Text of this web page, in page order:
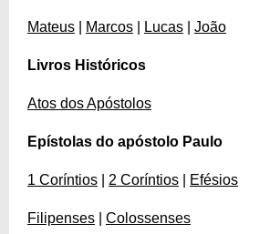
Mateus Marcos Lucas João
Livros Históricos
Atos dos Apóstolos
Epístolas do apóstolo Paulo
1 Coríntios 2 Coríntios Efésios
Filipenses Colossenses